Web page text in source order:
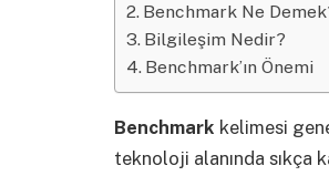
Benchmark Ne
Bilgileşim Nedir?
Benchmark’ın Önemi
Benchmark kelimesi
teknoloji alanında sıkça